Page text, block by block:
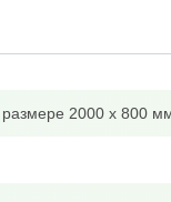
2000 х 800